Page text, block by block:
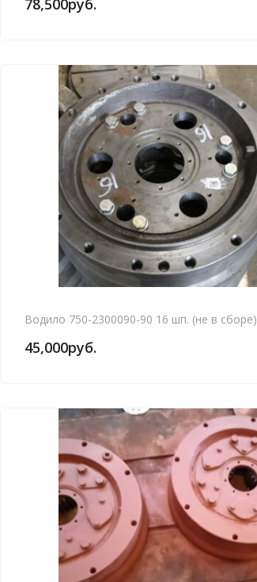
в
н
и
е
78,500руб.
Водило 750-2300090-90 16 шп. (не в сборе)
45,000руб.